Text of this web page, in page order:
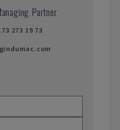
Partner
273 19 73